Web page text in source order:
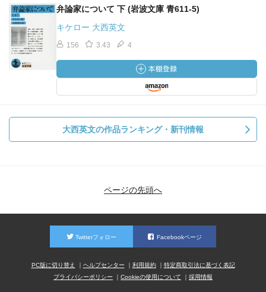
弁論家について 下 (岩波文庫 青611-5)
キケロー 大西英文
156 3.43 4
大西英文の作品ランキング・新刊情報
ページの先頭へ
Twitterフォロー Facebookページ
PC版に切り替え ヘルプセンター 利用規約
特定商取引法に基づく表記
プライバシーポリシー
Cookieの使用について 採用情報